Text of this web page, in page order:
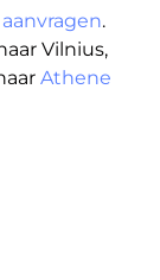
.
Vilnius,
Athene